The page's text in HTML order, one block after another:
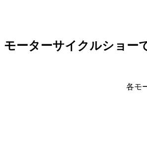
モーターサイクルショー
各モ